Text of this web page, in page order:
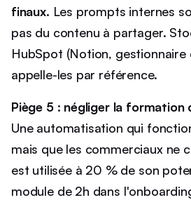
finaux. Les prompts internes
pas du contenu à partager.
HubSpot (Notion, gestionnaire
appelle-les par référence.
Piège 5 : négliger la formation
Une automatisation qui
mais que les commerciaux ne
est utilisée à 20 % de son
module de 2h dans